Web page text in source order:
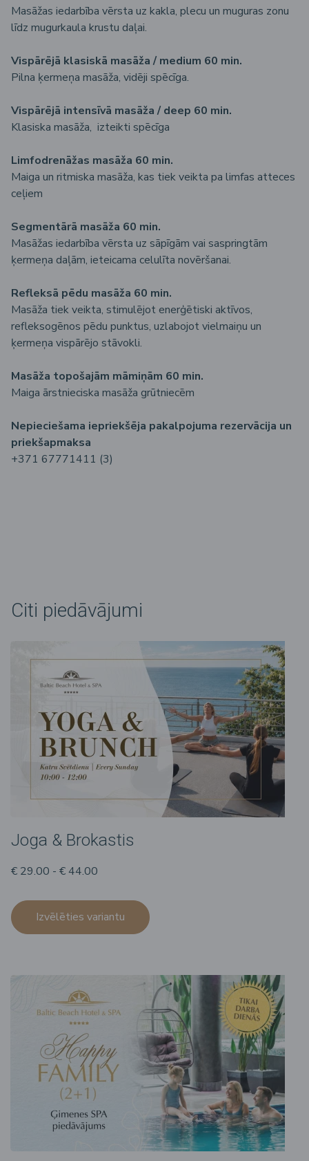
Masāžas iedarbība vērsta uz kakla, plecu un muguras zonu
līdz mugurkaula krustu daļai.
Vispārējā klasiskā masāža / medium 60 min.
Pilna ķermeņa masāža, vidēji spēcīga.
Vispārējā intensīvā masāža / deep 60 min.
Klasiska masāža, izteikti spēcīga
Limfodrenāžas masāža 60 min.
Maiga un ritmiska masāža, kas tiek veikta pa limfas atteces
ceļiem
Segmentārā masāža 60 min.
Masāžas iedarbība vērsta uz sāpīgām vai saspringtām
ķermeņa daļām, ieteicama celulīta novēršanai.
Refleksā pēdu masāža 60 min.
Masāža tiek veikta, stimulējot enerģētiski aktīvos,
refleksogēnos pēdu punktus, uzlabojot vielmaiņu un
ķermeņa vispārējo stāvokli.
Masāža topošajām māmiņām 60 min.
Maiga ārstnieciska masāža grūtniecēm
Nepieciešama iepriekšēja pakalpojuma rezervācija un
priekšapmaksa
+371 67771411 (3)
Citi piedāvājumi
Joga & Brokastis
€ 29.00 - € 44.00
Izvēlēties variantu